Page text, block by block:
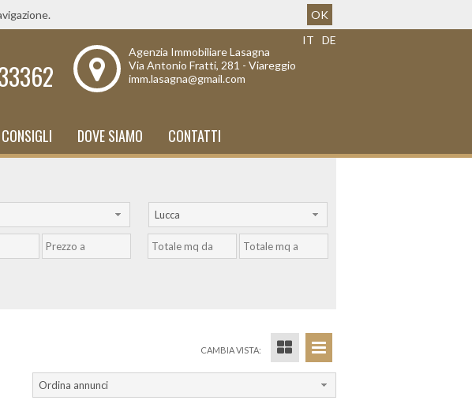
OK
IT
DE
Agenzia Immobiliare Lasagna
Via Antonio Fratti, 281 - Viareggio
imm.lasagna@gmail.com
CONSIGLI DOVE SIAMO CONTATTI
Lucca
CAMBIA VISTA:
Ordina annunci